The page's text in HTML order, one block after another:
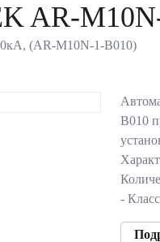
AR-
(AR-M10N-1-B010)
B010
-